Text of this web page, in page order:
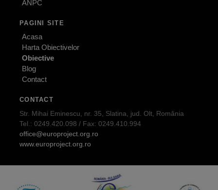
ANPC
PAGINI SITE
Acasa
Harta Obiectivelor
Obiective
Blog
Contact
CONTACT
Str. Mihai Eminescu, nr. 35, Slatina, jud. Olt, România
Tel.: 0249.420.098 / Fax: 0249.410.994
office@europroject.org.ro
www.europroject.org.ro